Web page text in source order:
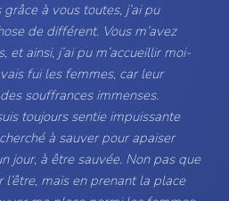
à vous toutes, j’ai pu
de différent. Vous m’avez
et ainsi, j’ai pu m’accueillir moi-
fui les femmes, car leur
souffrances immenses.
toujours sentie impuissante
à sauver pour apaiser
jour, à être sauvée. Non pas que
l’être, mais en prenant la place